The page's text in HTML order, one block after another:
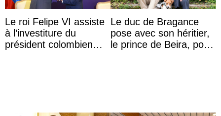
Le roi Felipe VI assiste
à l’investiture du
président colombien
Le duc de Bragance
pose avec son héritier,
le prince de Beira, pour